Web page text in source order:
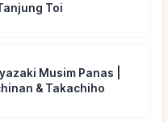
Toi
Musim Panas |
& Takachiho